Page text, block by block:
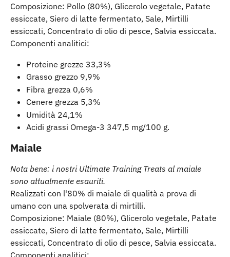
Composizione: Pollo (80%), Glicerolo vegetale, Patate
essiccate, Siero di latte fermentato, Sale, Mirtilli
essiccati, Concentrato di olio di pesce, Salvia essiccata.
Componenti analitici:
Proteine grezze 33,3%
Grasso grezzo 9,9%
Fibra grezza 0,6%
Cenere grezza 5,3%
Umidità 24,1%
Acidi grassi Omega-3 347,5 mg/100 g.
Maiale
Nota bene: i nostri Ultimate Training Treats al maiale
sono attualmente esauriti.
Realizzati con l'80% di maiale di qualità a prova di
umano con una spolverata di mirtilli.
Composizione: Maiale (80%), Glicerolo vegetale, Patate
essiccate, Siero di latte fermentato, Sale, Mirtilli
essiccati, Concentrato di olio di pesce, Salvia essiccata.